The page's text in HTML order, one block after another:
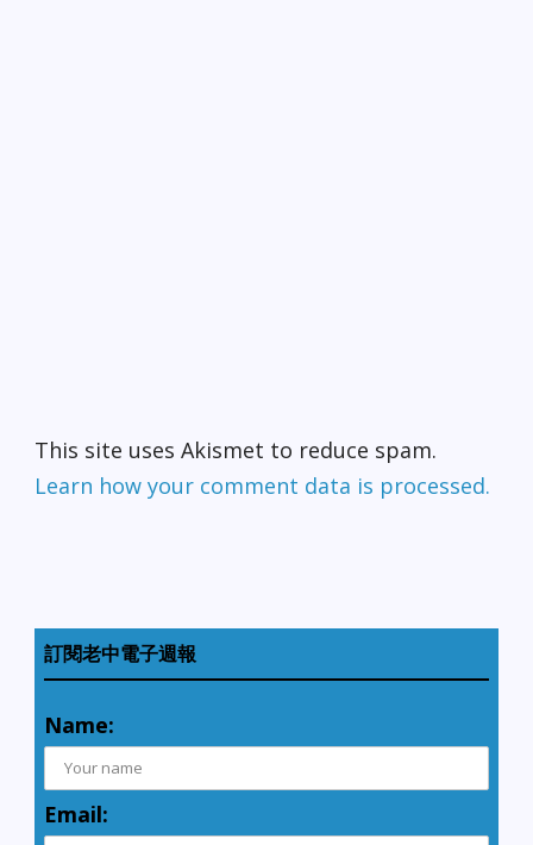
This site uses Akismet to reduce spam.
Learn how your comment data is processed.
訂閱老中電子週報
Name:
Email: